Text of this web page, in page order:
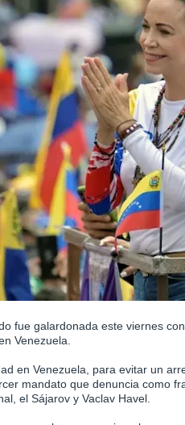
fue galardonada este viernes
Venezuela.
en Venezuela, para evitar un
mandato que denuncia como
el Sájarov y Vaclav Havel.